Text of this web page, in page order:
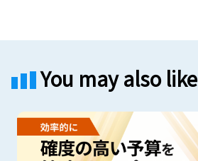
You may also like